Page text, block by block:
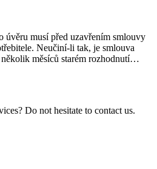
úvěru musí před uzavřením smlouvy
Neučiní-li tak, je smlouva
měsíců starém rozhodnutí…
Do not hesitate to contact us.